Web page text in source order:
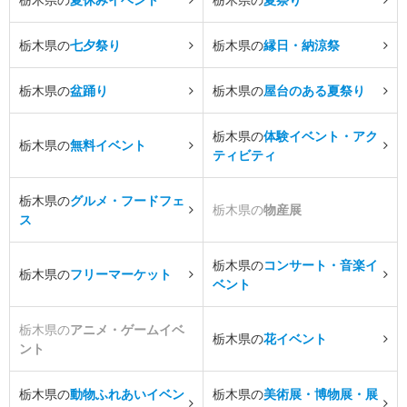
栃木県の七夕祭り 栃木県の縁日・納涼祭
栃木県の盆踊り 栃木県の屋台のある夏祭り
栃木県の無料イベント
栃木県の体験イベント・アク
ティビティ
栃木県のグルメ・フードフェ
ス
栃木県の物産展
栃木県のフリーマーケット
栃木県のコンサート・音楽イ
ベント
栃木県のアニメ・ゲームイベ
ント
栃木県の花イベント
栃木県の動物ふれあいイベン
栃木県の美術展・博物展・展